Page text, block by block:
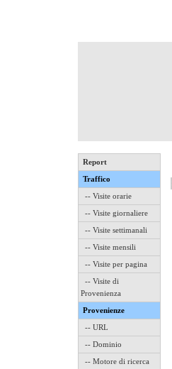
Report
Traffico
-- Visite orarie
-- Visite giornaliere
-- Visite settimanali
-- Visite mensili
-- Visite per pagina
-- Visite di
Provenienza
Provenienze
-- URL
-- Dominio
-- Motore di ricerca